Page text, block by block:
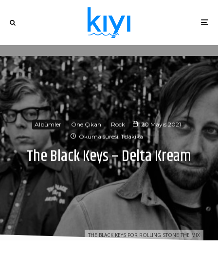
THE BLACK KEYS FOR ROLLING STONE THE MIX
Albümler Öne Çıkan Rock
20 Mayıs 2021
Okuma süresi: 1 dakika
The Black Keys – Delta Kream